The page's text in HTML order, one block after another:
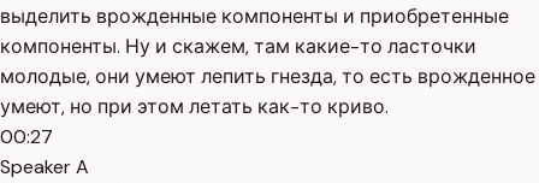
выделить врожденные компоненты и приобретенные
компоненты. Ну и скажем, там какие-то ласточки
молодые, они умеют лепить гнезда, то есть врожденное
умеют, но при этом летать как-то криво.
00:27
Speaker A